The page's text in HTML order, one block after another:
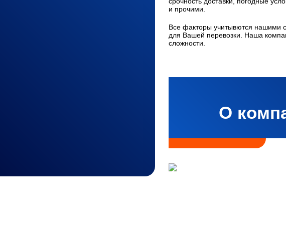
и прочими.
Все факторы учитывются нашими
для Вашей перевозки. Наша
сложности.
О